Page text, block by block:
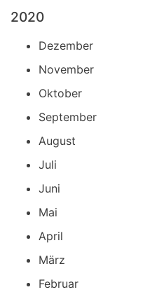
2020
Dezember
November
Oktober
September
August
Juli
Juni
Mai
April
März
Februar